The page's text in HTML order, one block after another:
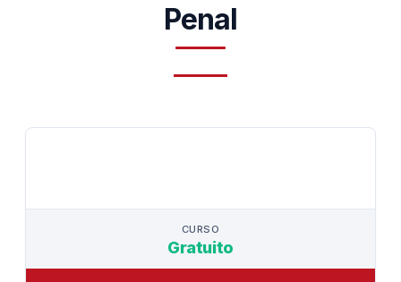
Penal
CURSO
Gratuito